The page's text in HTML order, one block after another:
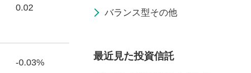
0.02
-0.03%
バランス型その他
最近見た投資信託